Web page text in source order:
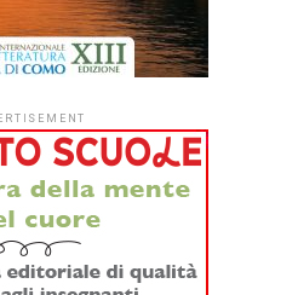
#ioleggoperché
iscrizioni a tutti gli asili nido
le strutture educative per la
potranno aderire